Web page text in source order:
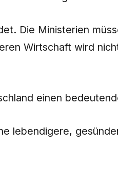
Die Ministerien
Wirtschaft wird
einen
lebendigere,